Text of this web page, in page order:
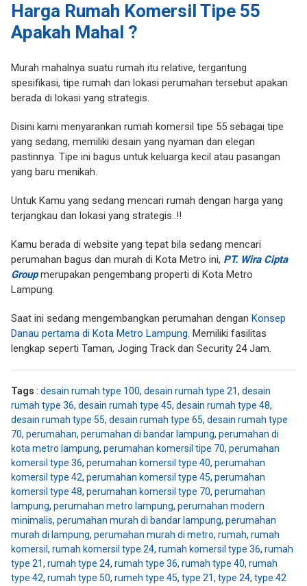
Harga Rumah Komersil Tipe 55
Apakah Mahal ?
Murah mahalnya suatu rumah itu relative, tergantung
spesifikasi, tipe rumah dan lokasi perumahan tersebut apakan
berada di lokasi yang strategis.
Disini kami menyarankan rumah komersil tipe 55 sebagai tipe
yang sedang, memiliki desain yang nyaman dan elegan
pastinnya. Tipe ini bagus untuk keluarga kecil atau pasangan
yang baru menikah.
Untuk Kamu yang sedang mencari rumah dengan harga yang
terjangkau dan lokasi yang strategis..!!
Kamu berada di website yang tepat bila sedang mencari
perumahan bagus dan murah di Kota Metro ini, PT. Wira Cipta
Groupmerupakan pengembang properti di Kota Metro
Lampung.
Saat ini sedang mengembangkan perumahan dengan Konsep
Danau pertama di Kota Metro Lampung. Memiliki fasilitas
lengkap seperti Taman, Joging Track dan Security 24 Jam.
Tags : desain rumah type 100, desain rumah type 21, desain
rumah type 36, desain rumah type 45, desain rumah type 48,
desain rumah type 55, desain rumah type 65, desain rumah type
70, perumahan, perumahan di bandar lampung, perumahan di
kota metro lampung, perumahan komersil tipe 70, perumahan
komersil type 36, perumahan komersil type 40, perumahan
komersil type 42, perumahan komersil type 45, perumahan
komersil type 48, perumahan komersil type 70, perumahan
lampung, perumahan metro lampung, perumahan modern
minimalis, perumahan murah di bandar lampung, perumahan
murah di lampung, perumahan murah di metro, rumah, rumah
komersil , rumah komersil type 24, rumah komersil type 36, rumah
type 21, rumah type 24, rumah type 36, rumah type 40, rumah
type 42, rumah type 50, rumeh type 45, type 21, type 24, type 42